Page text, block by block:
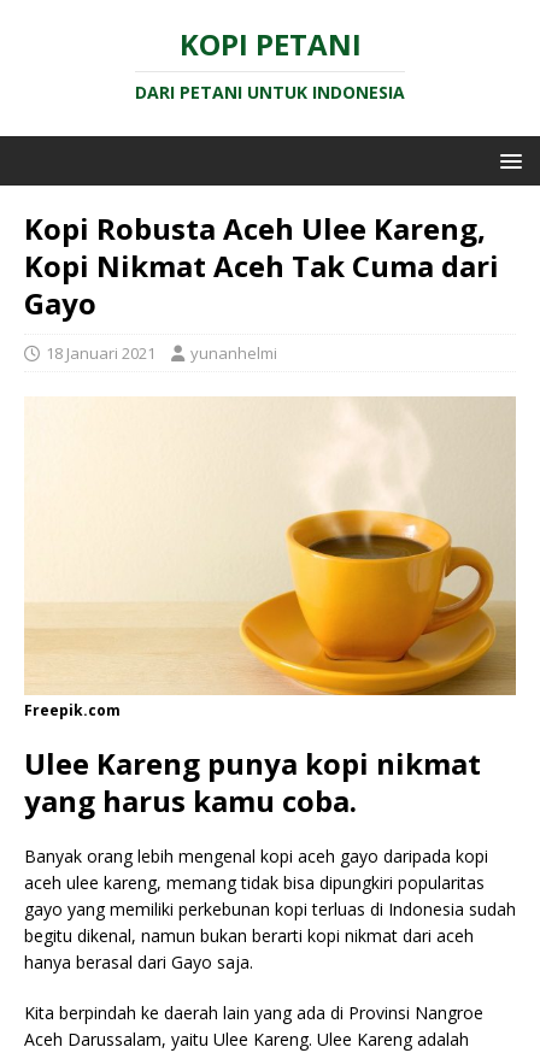
KOPI PETANI
DARI PETANI UNTUK INDONESIA
Kopi Robusta Aceh Ulee Kareng,
Kopi Nikmat Aceh Tak Cuma dari
Gayo
18 Januari 2021 yunanhelmi
Freepik.com
Ulee Kareng punya kopi nikmat
yang harus kamu coba.
Banyak orang lebih mengenal kopi aceh gayo daripada kopi
aceh ulee kareng, memang tidak bisa dipungkiri popularitas
gayo yang memiliki perkebunan kopi terluas di Indonesia sudah
begitu dikenal, namun bukan berarti kopi nikmat dari aceh
hanya berasal dari Gayo saja.
Kita berpindah ke daerah lain yang ada di Provinsi Nangroe
Aceh Darussalam, yaitu Ulee Kareng. Ulee Kareng adalah